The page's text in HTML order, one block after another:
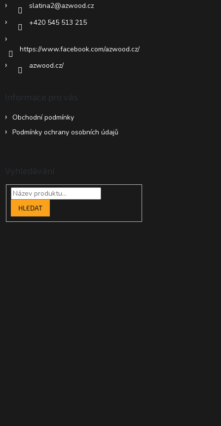
slatina2@azwood.cz
+420 545 513 215
https://www.facebook.com/azwood.cz/
azwood.cz/
Informace pro vás
Obchodní podmínky
Podmínky ochrany osobních údajů
Vyhledávání
HLEDAT